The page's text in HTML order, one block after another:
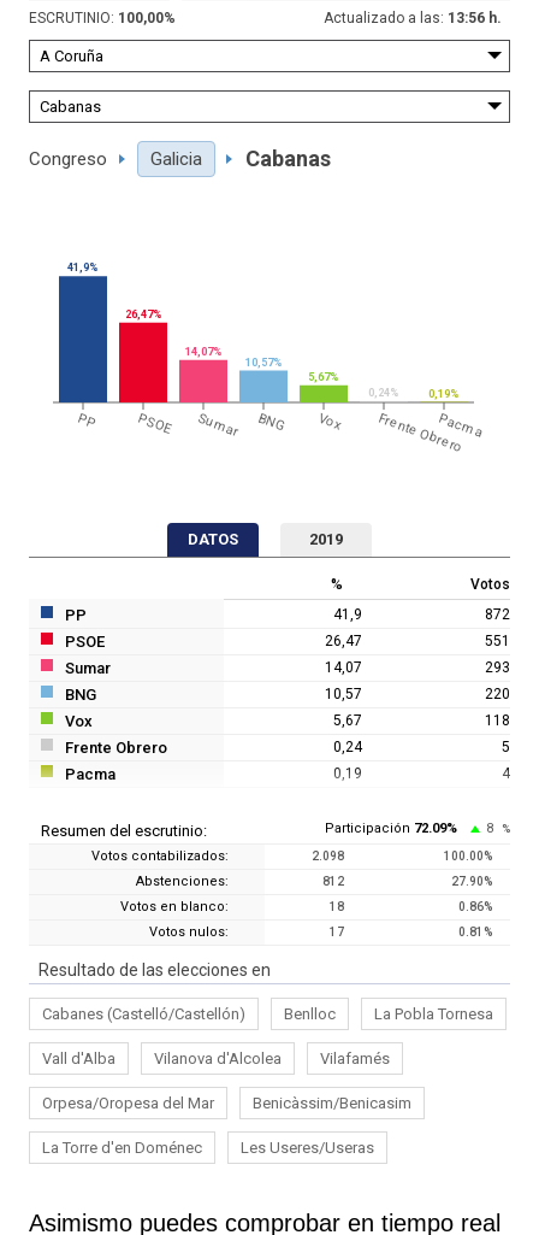
ESCRUTINIO: 100,00% Actualizado a las: 13:56 h.
Congreso Galicia Cabanas
PP PSOE Sumar BNG Vox Frente Obrero
Pacma
41,9%
26,47%
14,07%
10,57%
5,67%
0,24%
0,19%
DATOS 2019
% Votos
PP 41,9 872
PSOE 26,47 551
Sumar 14,07 293
BNG 10,57 220
Vox 5,67 118
Frente Obrero 0,24 5
Pacma 0,19 4
Resumen del escrutinio: Participación 72.09% 8 %
Votos contabilizados: 2.098 100.00%
Abstenciones: 812 27.90%
Votos en blanco: 18 0.86%
Votos nulos: 17 0.81 %
Resultado de las elecciones en
Cabanes (Castelló/Castellón) Benlloc La Pobla Tornesa
Vall d'Alba Vilanova d'Alcolea Vilafamés
Orpesa/Oropesa del Mar Benicàssim/Benicasim
La Torre d'en Doménec Les Useres/Useras
Asimismo puedes comprobar en tiempo real